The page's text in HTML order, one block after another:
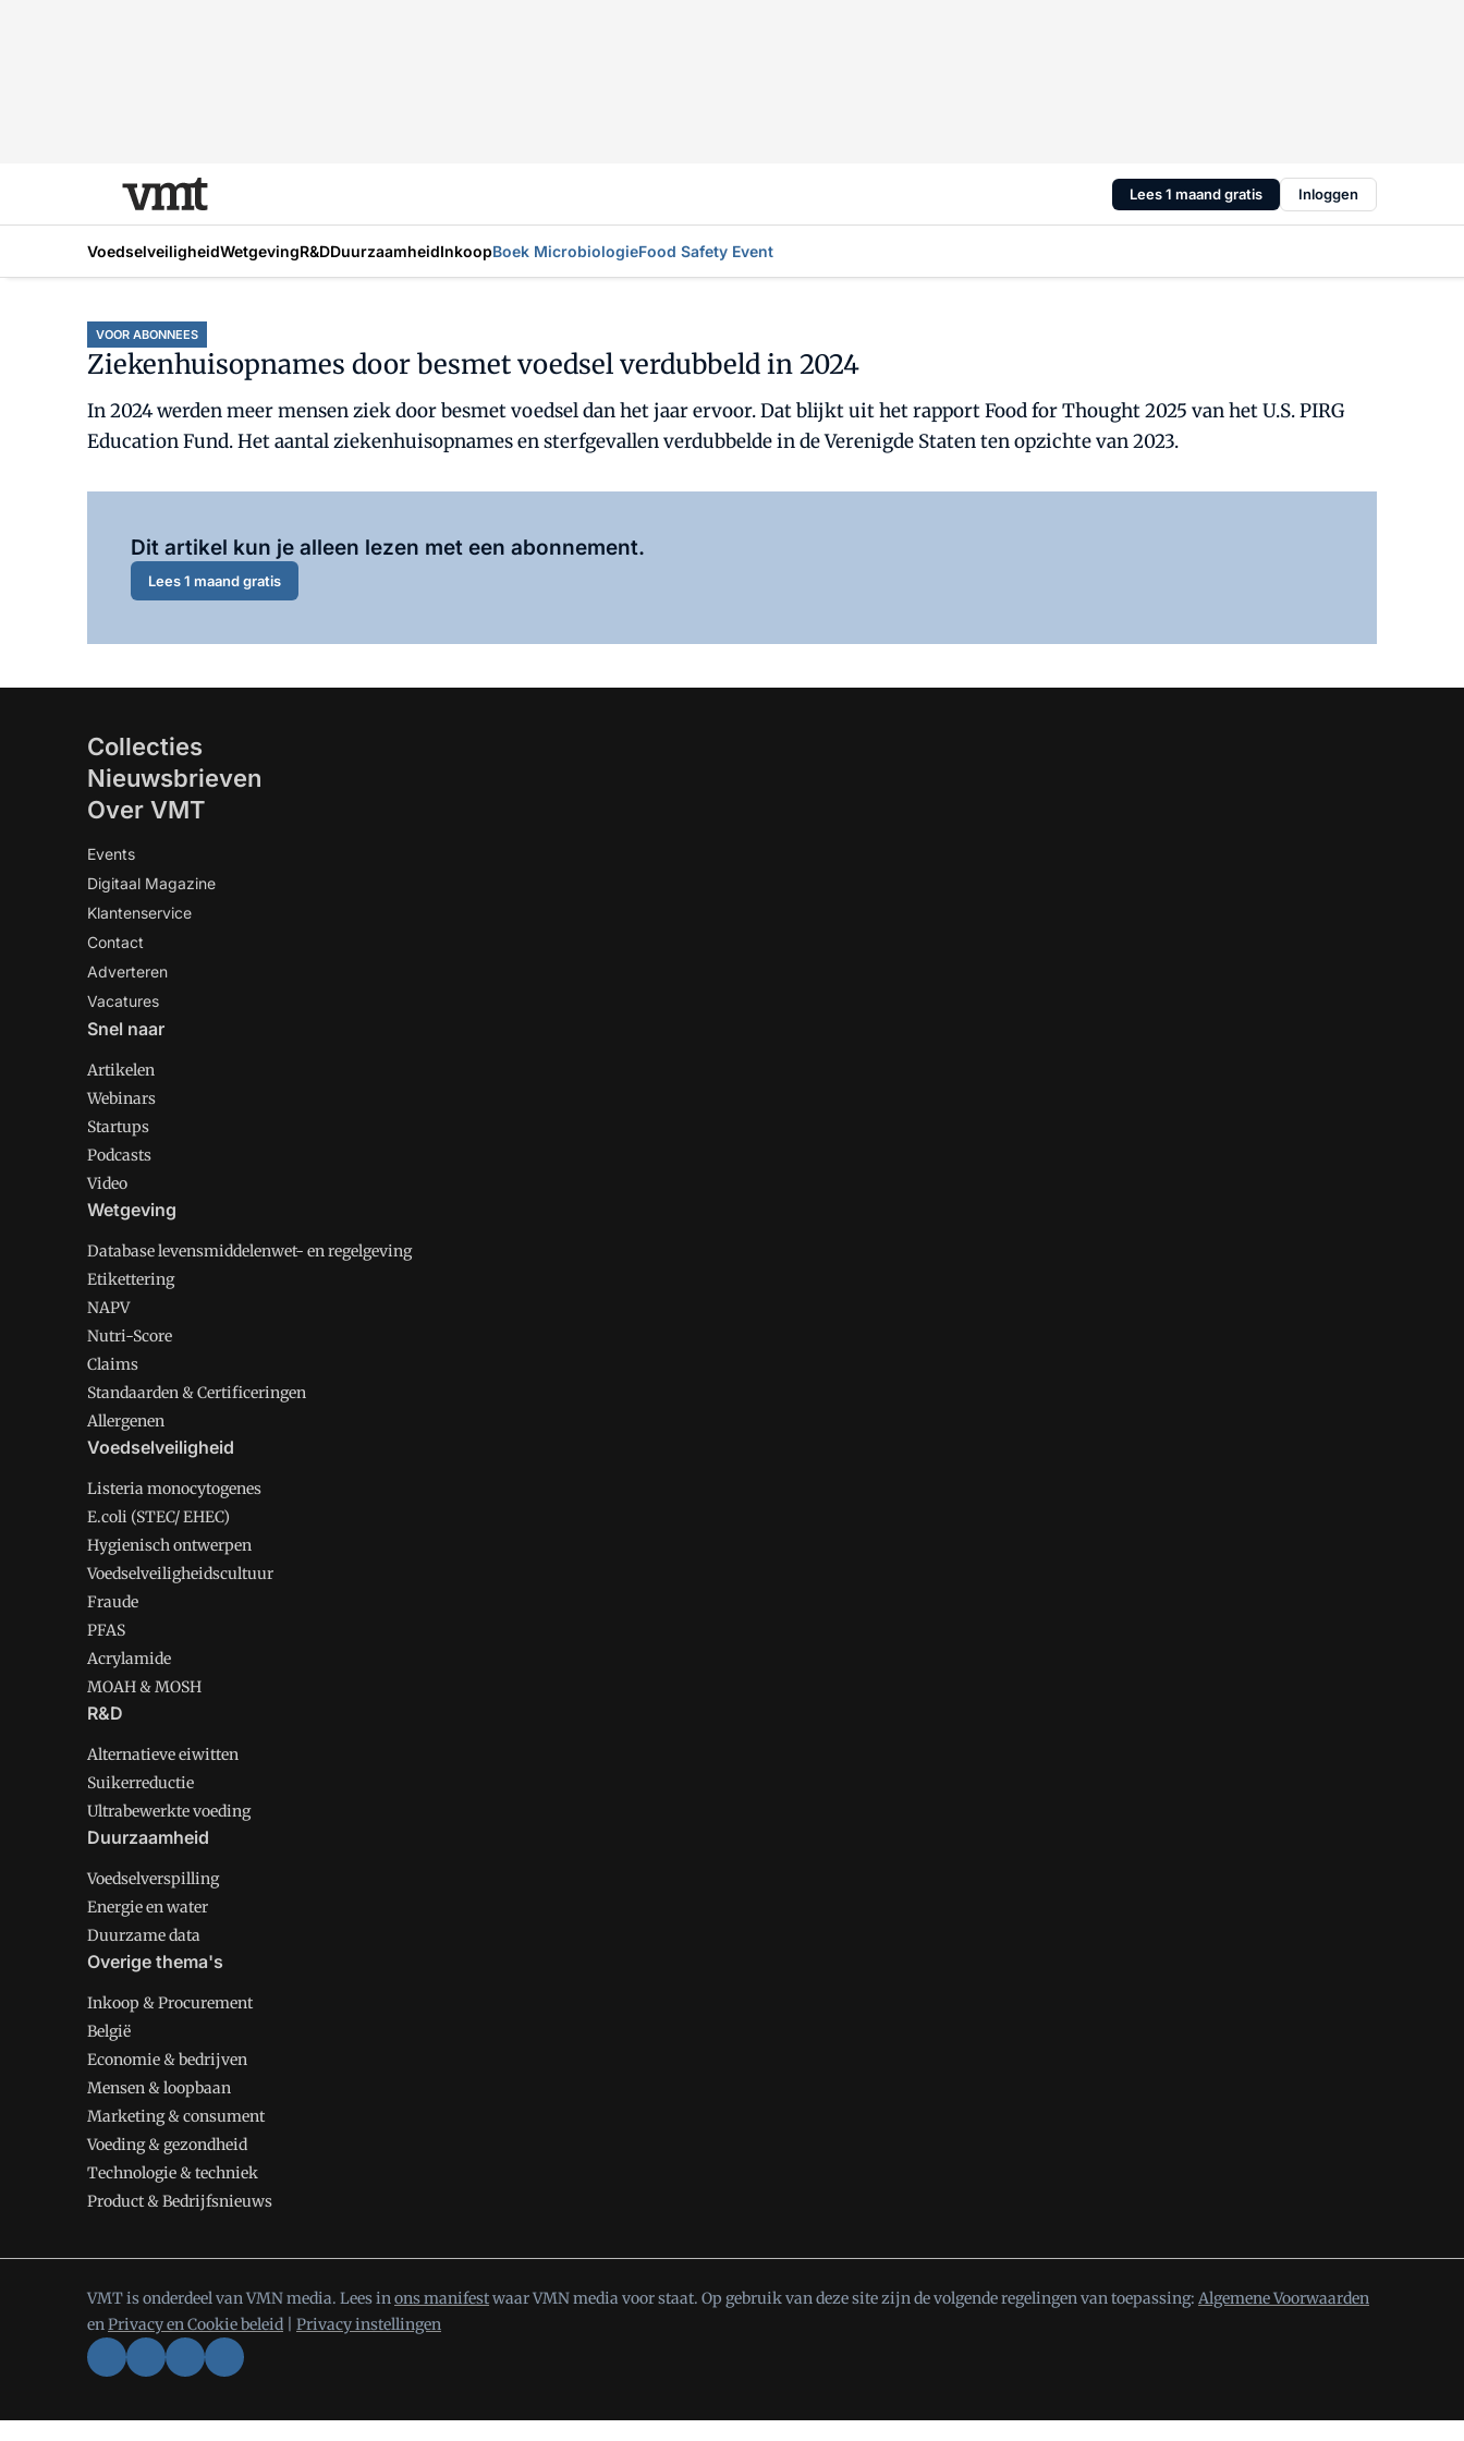
Lees 1 maand gratis Inloggen
VoedselveiligheidWetgevingR&DDuurzaamheidInkoopBoek MicrobiologieFood Safety Event
VOOR ABONNEES
Ziekenhuisopnames door besmet voedsel verdubbeld in 2024
In 2024 werden meer mensen ziek door besmet voedsel dan het jaar ervoor. Dat blijkt uit het rapport Food for Thought 2025 van het U.S. PIRG
Education Fund. Het aantal ziekenhuisopnames en sterfgevallen verdubbelde in de Verenigde Staten ten opzichte van 2023.
Dit artikel kun je alleen lezen met een abonnement.
Lees 1 maand gratis
Collecties
Nieuwsbrieven
Over VMT
Events
Digitaal Magazine
Klantenservice
Contact
Adverteren
Vacatures
Snel naar
Artikelen
Webinars
Startups
Podcasts
Video
Wetgeving
Database levensmiddelenwet- en regelgeving
Etikettering
NAPV
Nutri-Score
Claims
Standaarden & Certificeringen
Allergenen
Voedselveiligheid
Listeria monocytogenes
E.coli (STEC/ EHEC)
Hygienisch ontwerpen
Voedselveiligheidscultuur
Fraude
PFAS
Acrylamide
MOAH & MOSH
R&D
Alternatieve eiwitten
Suikerreductie
Ultrabewerkte voeding
Duurzaamheid
Voedselverspilling
Energie en water
Duurzame data
Overige thema's
Inkoop & Procurement
België
Economie & bedrijven
Mensen & loopbaan
Marketing & consument
Voeding & gezondheid
Technologie & techniek
Product & Bedrijfsnieuws
VMT is onderdeel van VMN media. Lees inons manifestwaar VMN media voor staat. Op gebruik van deze site zijn de volgende regelingen van toepassing: Algemene Voorwaarden
enPrivacy en Cookie beleid Privacy instellingen